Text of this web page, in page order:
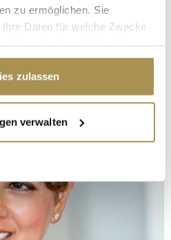
zu ermöglichen. Sie
Daten für welche Zwecke
Klicken auf das Privacy
widerrufen
Ihre geografische Lage
einige Meter genau sein
(Fingerprinting) identifizieren
wie Ihre persönlichen Daten
Sie Ihre Präferenzen im
zulassen
verwalten